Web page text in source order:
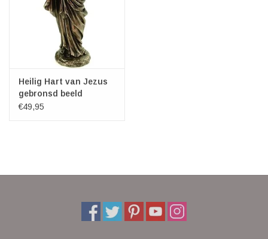
Heilig Hart van Jezus
gebronsd beeld
Veronese Design
€49,95